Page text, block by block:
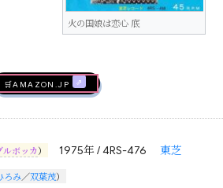
火の国娘は恋心 底
🛒AMAZON.jp
ルボッカ ） 1975年 / 4RS-476 東芝
ろみ／双葉茂）